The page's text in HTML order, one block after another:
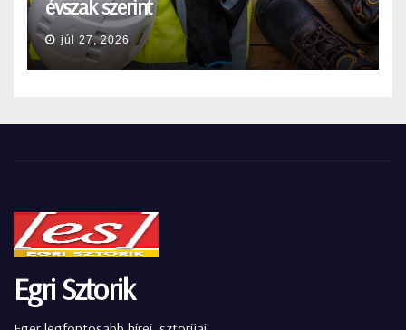
évszak szerint
júl 27, 2026
Egri Sztorik